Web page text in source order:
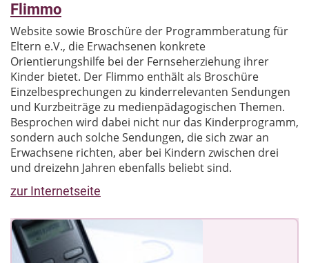
Flimmo
Website sowie Broschüre der Programmberatung für
Eltern e.V., die Erwachsenen konkrete
Orientierungshilfe bei der Fernseherziehung ihrer
Kinder bietet. Der Flimmo enthält als Broschüre
Einzelbesprechungen zu kinderrelevanten Sendungen
und Kurzbeiträge zu medienpädagogischen Themen.
Besprochen wird dabei nicht nur das Kinderprogramm,
sondern auch solche Sendungen, die sich zwar an
Erwachsene richten, aber bei Kindern zwischen drei
und dreizehn Jahren ebenfalls beliebt sind.
zur Internetseite